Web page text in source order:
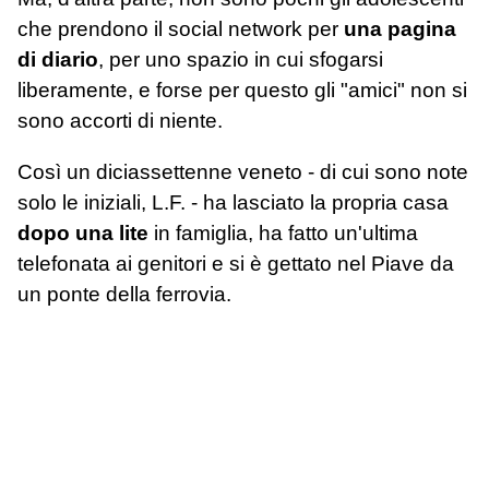
che prendono il social network per una pagina
di diario, per uno spazio in cui sfogarsi
liberamente, e forse per questo gli "amici" non si
sono accorti di niente.
Così un diciassettenne veneto - di cui sono note
solo le iniziali, L.F. - ha lasciato la propria casa
dopo una lite in famiglia, ha fatto un'ultima
telefonata ai genitori e si è gettato nel Piave da
un ponte della ferrovia.